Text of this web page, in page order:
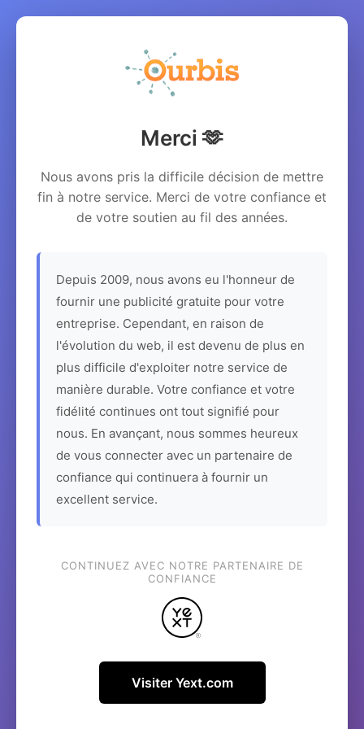
Merci 🫶
Nous avons pris la difficile décision de mettre
fin à notre service. Merci de votre confiance et
de votre soutien au fil des années.
Depuis 2009, nous avons eu l'honneur de
fournir une publicité gratuite pour votre
entreprise. Cependant, en raison de
l'évolution du web, il est devenu de plus en
plus difficile d'exploiter notre service de
manière durable. Votre confiance et votre
fidélité continues ont tout signifié pour
nous. En avançant, nous sommes heureux
de vous connecter avec un partenaire de
confiance qui continuera à fournir un
excellent service.
CONTINUEZ AVEC NOTRE PARTENAIRE DE
CONFIANCE
Visiter Yext.com